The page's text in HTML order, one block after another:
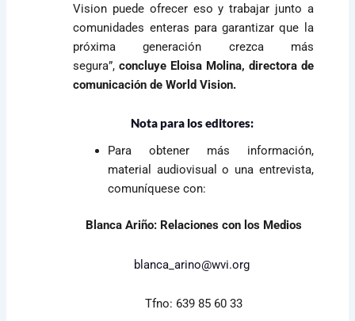
Vision puede ofrecer eso y trabajar junto a
comunidades enteras para garantizar que la
próxima generación crezca más
segura”, concluye Eloisa Molina, directora de
comunicación de World Vision.
Nota para los editores:
Para obtener más información,
material audiovisual o una entrevista,
comuníquese con:
Blanca Ariño: Relaciones con los Medios
blanca_arino@wvi.org
Tfno: 639 85 60 33